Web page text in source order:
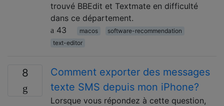
trouvé BBEdit et Textmate en difficulté
dans ce département.
43
macos
software-recommendation
text-editor
8
Comment exporter des messages
texte SMS depuis mon iPhone?
Lorsque vous répondez à cette question,